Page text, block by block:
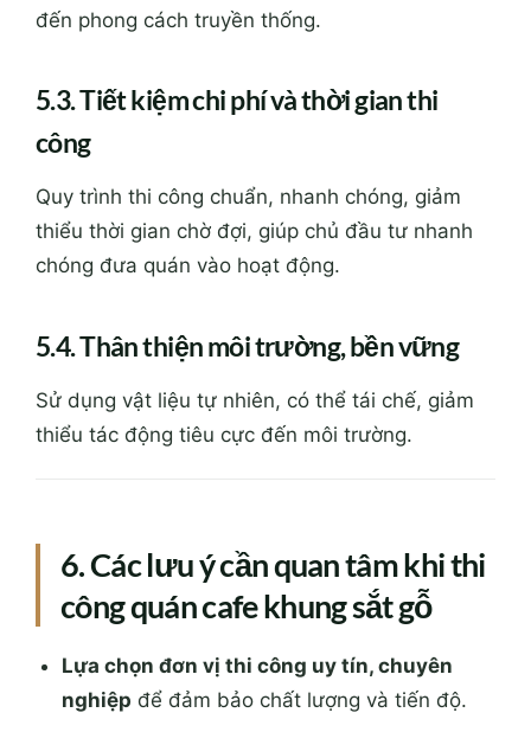
đến phong cách truyền thống.
5.3. Tiết kiệm chi phí và thời gian thi
công
Quy trình thi công chuẩn, nhanh chóng, giảm
thiểu thời gian chờ đợi, giúp chủ đầu tư nhanh
chóng đưa quán vào hoạt động.
5.4. Thân thiện môi trường, bền vững
Sử dụng vật liệu tự nhiên, có thể tái chế, giảm
thiểu tác động tiêu cực đến môi trường.
6. Các lưu ý cần quan tâm khi thi
công quán cafe khung sắt gỗ
Lựa chọn đơn vị thi công uy tín, chuyên
nghiệp để đảm bảo chất lượng và tiến độ.